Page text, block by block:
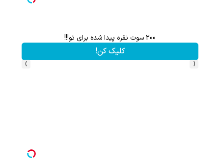
200 سوت نقره پیدا شده برای تو!!!
کلیک کن!
‹
›